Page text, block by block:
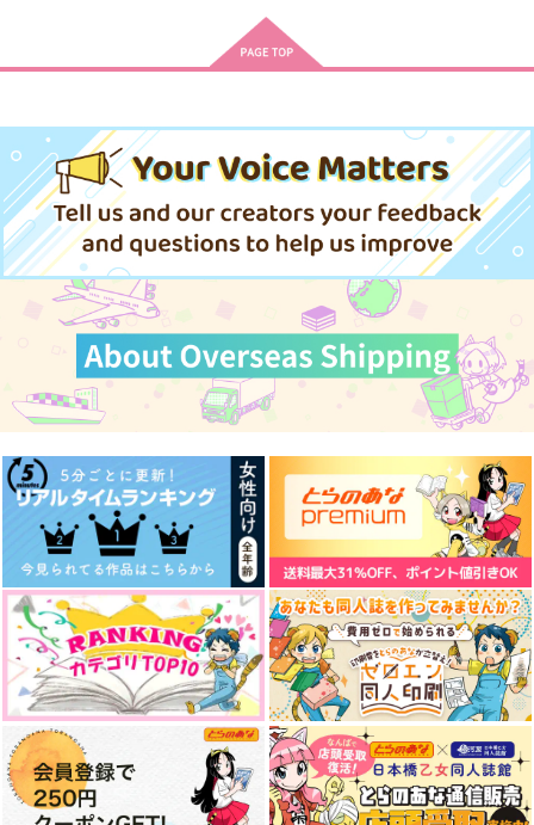
作品詳細
極伯仲初伯仲
315円（税込）
サンプル
作品詳細
無自覚な愛の伝え方
シンスイ
715円（税込）
サンプル
作品詳細
アユイの残響
エダツミ
（税込）
サンプル
作品詳細
壱途屋
787円（税込）
刀剣乱舞
山姥切長義×山姥切国広
サンプル
カート
とんでろ
1,100円（税込）
山姥切長義×山姥切国広
サークル
専売 770円（税込）
刀剣乱舞
山姥切長義×山姥切国広
サンプル
常闇の先、光明の日々
【再版】
白黒パラノイア
専売 1,100円（税込）
刀剣乱舞
山姥切長義×山姥切国広
サンプル
手のひらに初恋
honey:xxx
472円（税込）
刀剣乱舞
山姥切国広×山姥切長義
サンプル
銀と金の再録集－表－
白黒パラノイア
専売 1,100円 （税込）
刀剣乱舞
山姥切長義×山姥切国広
サンプル